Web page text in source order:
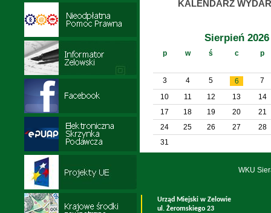
KALENDARZ
Sierpień 2026
p w ś c p
3 4 5 6
7
10
11 12 13
14
17
18 19 20
21
24
25 26 27
28
31
WKU
Urząd Miejski w Zelowie
ul. Żeromskiego 23